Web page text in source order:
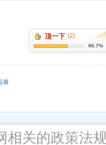
顶一下 (2)
66.7%
展
相关的政策法